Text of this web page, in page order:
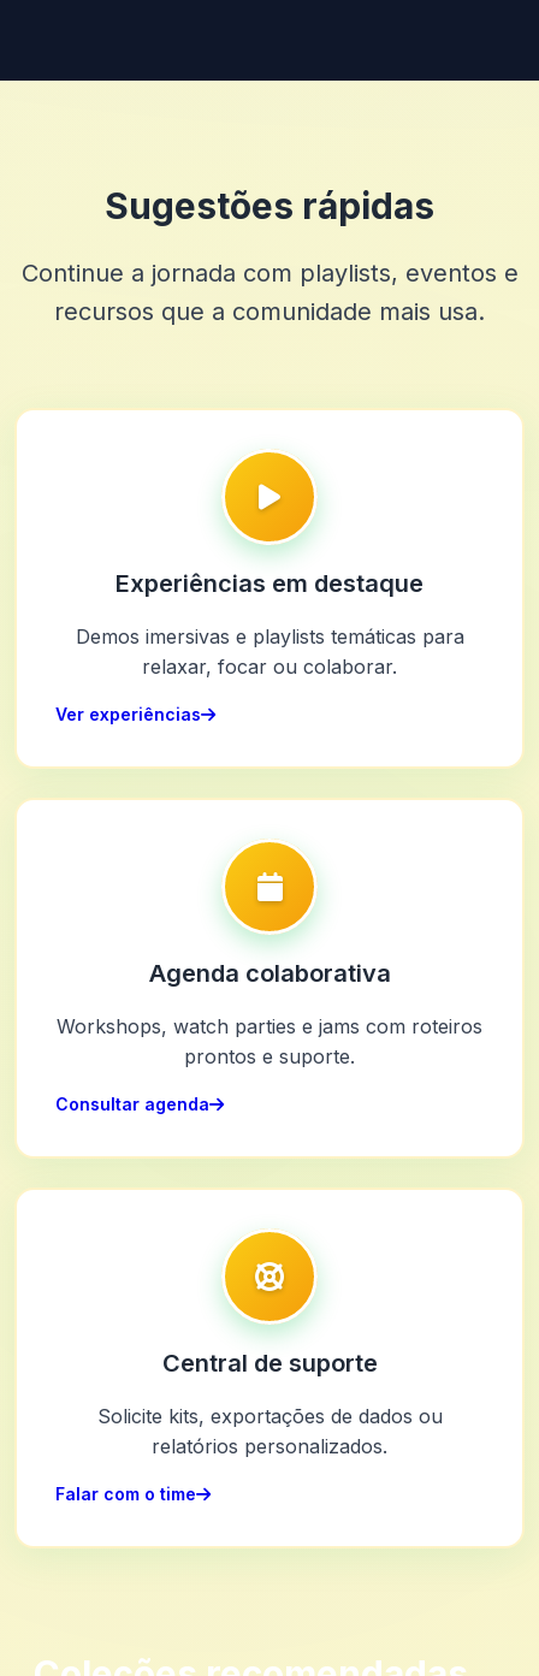
Sugestões rápidas
Continue a jornada com playlists, eventos e
recursos que a comunidade mais usa.
Experiências em destaque
Demos imersivas e playlists temáticas para
relaxar, focar ou colaborar.
Ver experiências
Agenda colaborativa
Workshops, watch parties e jams com roteiros
prontos e suporte.
Consultar agenda
Central de suporte
Solicite kits, exportações de dados ou
relatórios personalizados.
Falar com o time